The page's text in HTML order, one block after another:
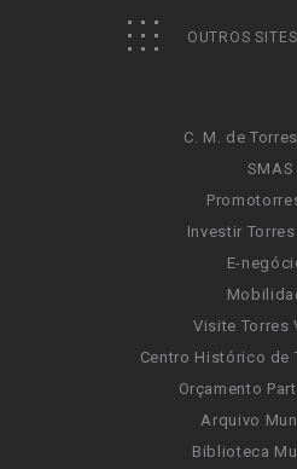
OUTROS
C. M. de
SMAS
Investir
E-
Visite Torres
Centro Histórico de
Orçamento
Arquivo
Biblioteca